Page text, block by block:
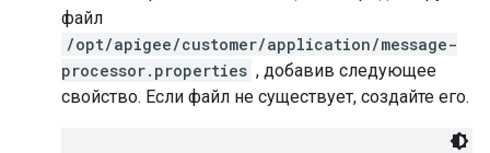
файл
/opt/apigee/customer/application/message-
processor.properties , добавив следующее
свойство. Если файл не существует, создайте его.